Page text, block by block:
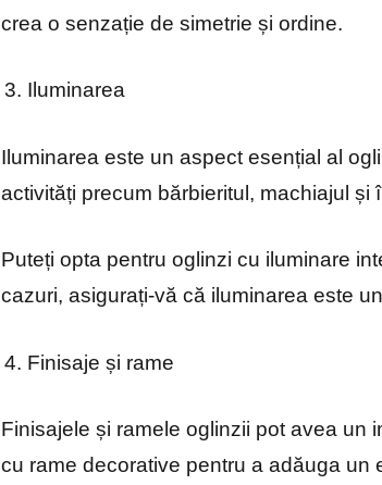
crea o senzație de simetrie și ordine.
Iluminarea
Iluminarea este un aspect esențial al
activități precum bărbieritul, machiajul și
Puteți opta pentru oglinzi cu iluminare
cazuri, asigurați-vă că iluminarea este
Finisaje și rame
Finisajele și ramele oglinzii pot avea un
cu rame decorative pentru a adăuga un